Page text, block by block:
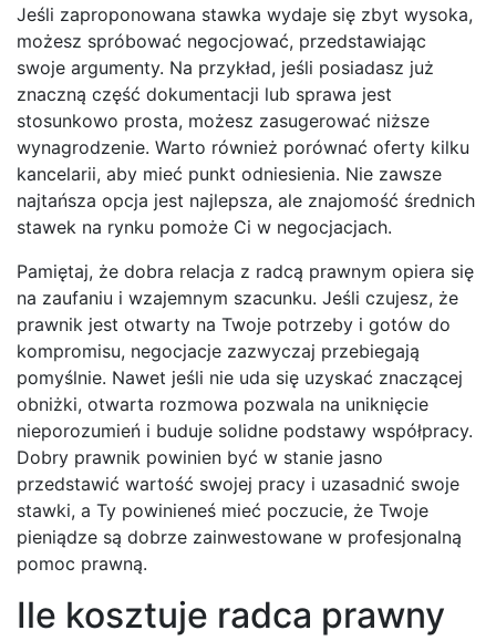
Jeśli zaproponowana stawka wydaje się zbyt wysoka,
możesz spróbować negocjować, przedstawiając
swoje argumenty. Na przykład, jeśli posiadasz już
znaczną część dokumentacji lub sprawa jest
stosunkowo prosta, możesz zasugerować niższe
wynagrodzenie. Warto również porównać oferty kilku
kancelarii, aby mieć punkt odniesienia. Nie zawsze
najtańsza opcja jest najlepsza, ale znajomość średnich
stawek na rynku pomoże Ci w negocjacjach.
Pamiętaj, że dobra relacja z radcą prawnym opiera się
na zaufaniu i wzajemnym szacunku. Jeśli czujesz, że
prawnik jest otwarty na Twoje potrzeby i gotów do
kompromisu, negocjacje zazwyczaj przebiegają
pomyślnie. Nawet jeśli nie uda się uzyskać znaczącej
obniżki, otwarta rozmowa pozwala na uniknięcie
nieporozumień i buduje solidne podstawy współpracy.
Dobry prawnik powinien być w stanie jasno
przedstawić wartość swojej pracy i uzasadnić swoje
stawki, a Ty powinieneś mieć poczucie, że Twoje
pieniądze są dobrze zainwestowane w profesjonalną
pomoc prawną.
Ile kosztuje radca prawny